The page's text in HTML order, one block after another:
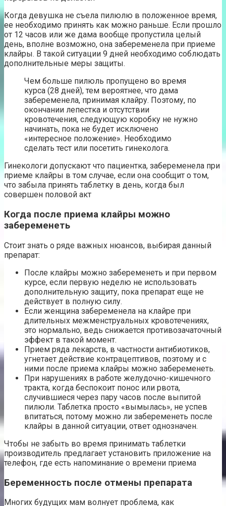
Когда девушка не съела пилюлю в положенное время,
ее необходимо принять как можно раньше. Если прошло
от 12 часов или же дама вообще пропустила целый
день, вполне возможно, она забеременела при приеме
клайры. В такой ситуации 9 дней необходимо соблюдать
дополнительные меры защиты.
Чем больше пилюль пропущено во время
курса (28 дней), тем вероятнее, что дама
забеременела, принимая клайру. Поэтому, по
окончании лепестка и отсутствии
кровотечения, следующую коробку не нужно
начинать, пока не будет исключено
«интересное положение». Необходимо
сделать тест или посетить гинеколога.
Гинекологи допускают что пациентка, забеременела при
приеме клайры в том случае, если она сообщит о том,
что забыла принять таблетку в день, когда был
совершен половой акт
Когда после приема клайры можно
забеременеть
Стоит знать о ряде важных нюансов, выбирая данный
препарат:
После клайры можно забеременеть и при первом
курсе, если первую неделю не использовать
дополнительную защиту, пока препарат еще не
действует в полную силу.
Если женщина забеременела на клайре при
длительных межменструальных кровотечениях,
это нормально, ведь снижается противозачаточный
эффект в такой момент.
Прием ряда лекарств, в частности антибиотиков,
угнетает действие контрацептивов, поэтому и с
ними после приема клайры можно забеременеть.
При нарушениях в работе желудочно-кишечного
тракта, когда беспокоит понос или рвота,
случившиеся через пару часов после выпитой
пилюли. Таблетка просто «вымылась», не успев
впитаться, потому можно ли забеременеть после
клайры в данной ситуации, ответ однозначен.
Чтобы не забыть во время принимать таблетки
производитель предлагает установить приложение на
телефон, где есть напоминание о времени приема
Беременность после отмены препарата
Многих будущих мам волнует проблема, как